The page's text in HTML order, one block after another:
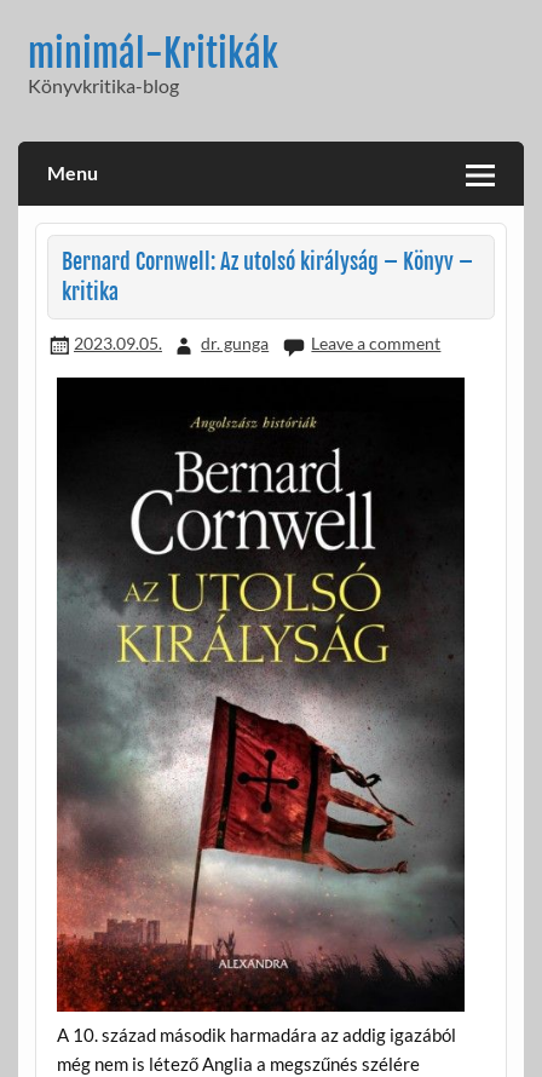
contentminimál-Kritikák
Könyvkritika-blog
Menu
Bernard Cornwell: Az utolsó királyság – Könyv –
kritika
2023.09.05. dr. gunga Leave a comment
A 10. század második harmadára az addig igazából
még nem is létező Anglia a megszűnés szélére